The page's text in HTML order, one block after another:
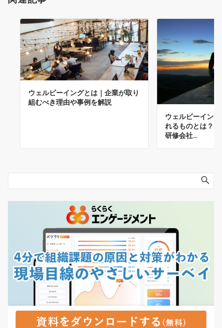
ウェルビーイングとは｜企業が取り
組むべき理由や事例を解説
ウェルビーイン
れるものとは？
研修会社…